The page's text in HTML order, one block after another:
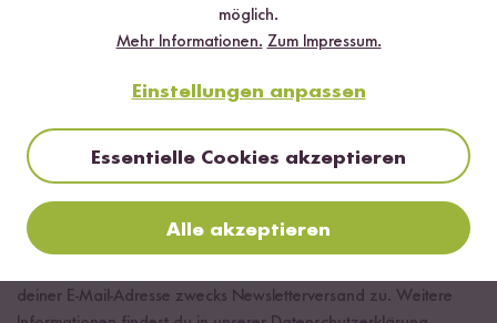
deiner E-Mail-Adresse zwecks Newsletterversand zu. Weitere
möglich.
Mehr Informationen. Zum Impressum.
Einstellungen anpassen
Essentielle Cookies akzeptieren
Alle akzeptieren